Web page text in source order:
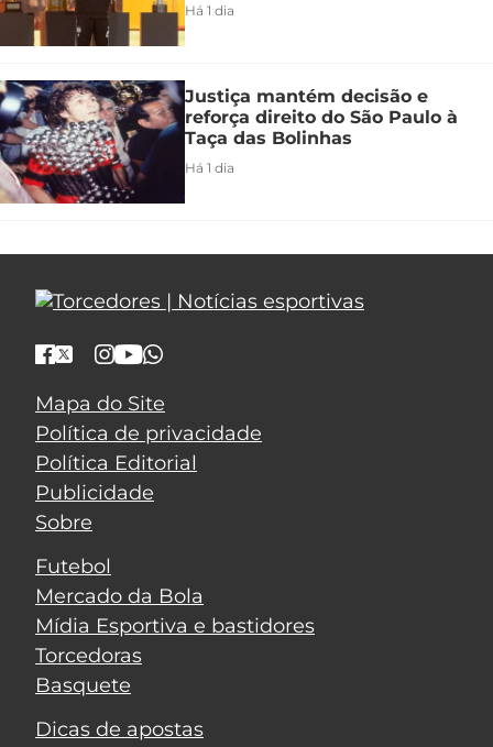
Há 1 dia
Justiça mantém decisão e
reforça direito do São Paulo à
Taça das Bolinhas
Há 1 dia
Mapa do Site
Política de privacidade
Política Editorial
Publicidade
Sobre
Futebol
Mercado da Bola
Mídia Esportiva e bastidores
Torcedoras
Basquete
Dicas de apostas